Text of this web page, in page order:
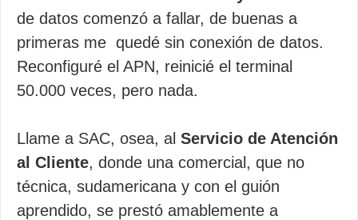
de datos comenzó a fallar, de buenas a
primeras me quedé sin conexión de datos.
Reconfiguré el APN, reinicié el terminal
50.000 veces, pero nada.
Llame a SAC, osea, al Servicio de Atención
al Cliente, donde una comercial, que no
técnica, sudamericana y con el guión
aprendido, se prestó amablemente a